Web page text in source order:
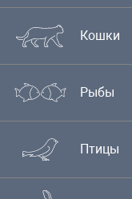
Кошки
Рыбы
Птицы